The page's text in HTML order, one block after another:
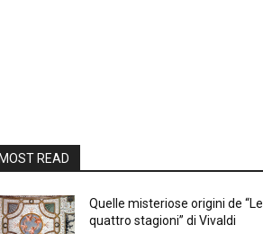
READ
Quelle misteriose origini de “Le
quattro stagioni” di Vivaldi